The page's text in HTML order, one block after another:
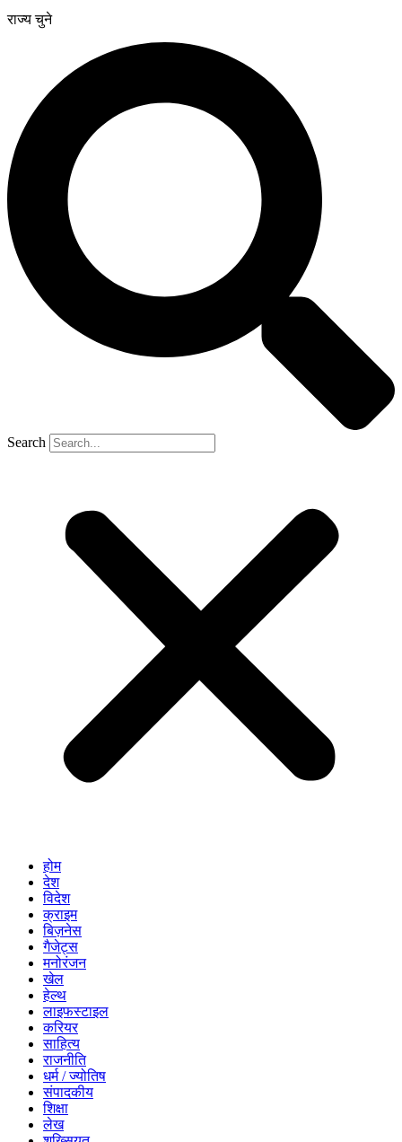
राज्य चुने
Search
होम
देश
विदेश
क्राइम
बिज़नेस
गैजेट्स
मनोरंजन
खेल
हेल्थ
लाइफस्टाइल
करियर
साहित्य
राजनीति
धर्म / ज्योतिष
संपादकीय
शिक्षा
लेख